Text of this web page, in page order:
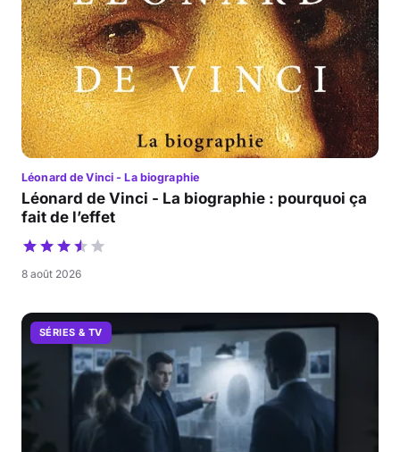
Léonard de Vinci - La biographie
Léonard de Vinci - La biographie : pourquoi ça
fait de l’effet
8 août 2026
SÉRIES & TV